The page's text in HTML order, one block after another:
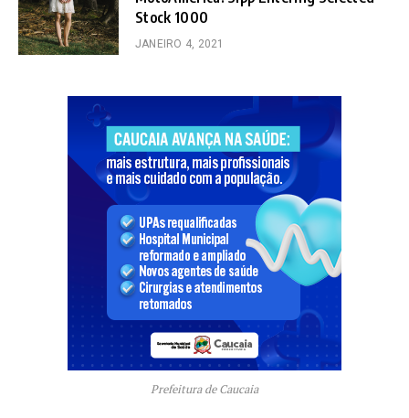
Stock 1000
JANEIRO 4, 2021
Prefeitura de Caucaia